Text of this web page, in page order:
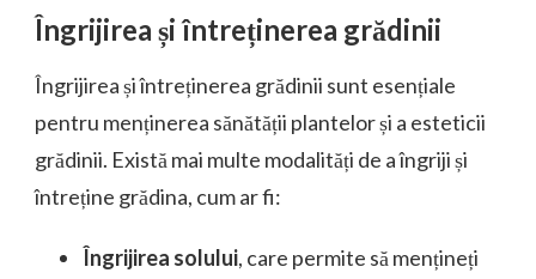
Îngrijirea și întreținerea grădinii
Îngrijirea și întreținerea grădinii sunt esențiale
pentru menținerea sănătății plantelor și a esteticii
grădinii. Există mai multe modalități de a îngriji și
întreține grădina, cum ar fi:
Îngrijirea solului, care permite să mențineți